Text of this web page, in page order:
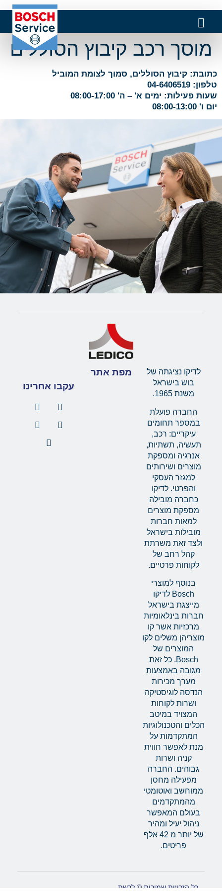
מוסך רכב קיבוץ הסוללים
כתובת: קיבוץ הסוללים, סמוך לצומת המוביל
טלפון: 04-6406519
שעות פעילות: ימים א' – ה' 08:00-17:00
יום ו' 08:00-13:00
לדיקו נציגתה של
בוש בישראל
משנת 1965.
החברה פועלת
במספר תחומים
עיקריים: רכב,
תעשיה, תשתיות,
אנרגיה ומספקת
מוצרים ושירותים
למגזר העסקי
והפרטי. לדיקו
כחברה מובילה
מספקת מוצרים
למאות חברות
מובילות בישראל
ולצד זאת משרתת
קהל רחב של
לקוחות פרטיים.
בנוסף למוצרי
Bosch לדיקו
מייצגת בישראל
חברות בינלאומיות
מרכזיות אשר קו
מוצריהן משלים לקו
המוצרים של
Bosch. כל זאת
מגובה באמצעות
מערך מכירות
הנדסה לוגיסטיקה
ושרות לקוחות
המצויד במיטב
הכלים והטכנולוגיות
המתקדמות על
מנת לאפשר חווית
קניה ושרות
גבוהים. החברה
מפעילה מחסן
ממוחשב ואוטומטי
מהמתקדמים
בעולם המאפשר
ניהול יעיל ומהיר
של יותר מ 42 אלף
פריטים.
מפת אתר
עקבו אחרינו
כל הזכויות שמורות © לרשת